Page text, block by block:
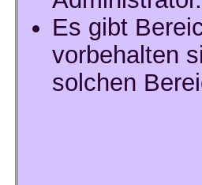
Es gibt
vorbehalten
solchen